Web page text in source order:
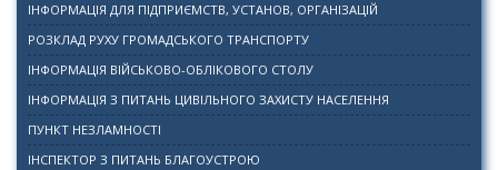
ІНФОРМАЦІЯ ДЛЯ ПІДПРИЄМСТВ, УСТАНОВ, ОРГАНІЗАЦІЙ
РОЗКЛАД РУХУ ГРОМАДСЬКОГО ТРАНСПОРТУ
ІНФОРМАЦІЯ ВІЙСЬКОВО-ОБЛІКОВОГО СТОЛУ
ІНФОРМАЦІЯ З ПИТАНЬ ЦИВІЛЬНОГО ЗАХИСТУ НАСЕЛЕННЯ
ПУНКТ НЕЗЛАМНОСТІ
ІНСПЕКТОР З ПИТАНЬ БЛАГОУСТРОЮ